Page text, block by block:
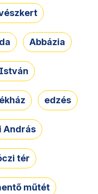
Abbázia
edzés
András
tér
műtét